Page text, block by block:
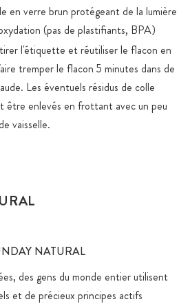
en verre brun protégeant de la lumière
(pas de plastifiants, BPA)
l'étiquette et réutiliser le flacon en
tremper le flacon 5 minutes dans de
Les éventuels résidus de colle
être enlevés en frottant avec un peu
vaisselle.
NATURAL
des gens du monde entier utilisent
et de précieux principes actifs